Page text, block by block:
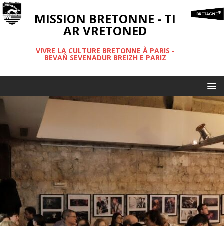
MISSION BRETONNE - TI
AR VRETONED
VIVRE LA CULTURE BRETONNE À PARIS -
BEVAÑ SEVENADUR BREIZH E PARIZ